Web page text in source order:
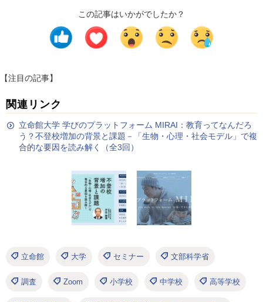
この記事はいかがでしたか？
【注目の記事】
関連リンク
立命館大学 学びのプラットフォーム MIRAI：教育ってなんだろ
う？不登校増加の背景と課題－「生物・心理・社会モデル」で複
合的な要因を読み解く（全3回）
立命館 大学 セミナー 文部科学省
調査 Zoom 小学校 中学校 高等学校